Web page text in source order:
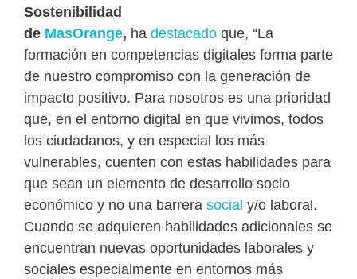
Sostenibilidad
de MasOrange, ha destacado que, “La
formación en competencias digitales forma parte
de nuestro compromiso con la generación de
impacto positivo. Para nosotros es una prioridad
que, en el entorno digital en que vivimos, todos
los ciudadanos, y en especial los más
vulnerables, cuenten con estas habilidades para
que sean un elemento de desarrollo socio
económico y no una barrera social y/o laboral.
Cuando se adquieren habilidades adicionales se
encuentran nuevas oportunidades laborales y
sociales especialmente en entornos más